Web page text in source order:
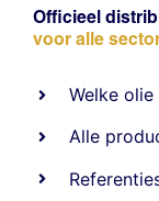
Officieel
voor alle
Welke
Alle
Referentie